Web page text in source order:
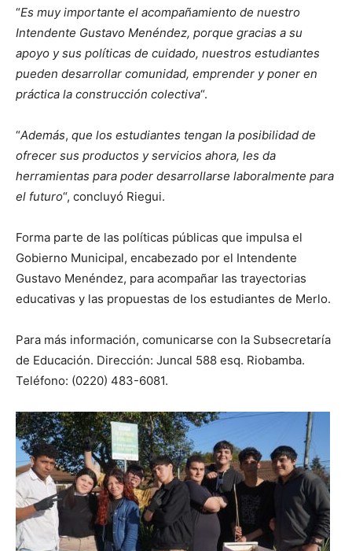
“Es muy importante el acompañamiento de nuestro
Intendente Gustavo Menéndez, porque gracias a su
apoyo y sus políticas de cuidado, nuestros estudiantes
pueden desarrollar comunidad, emprender y poner en
práctica la construcción colectiva“.
“Además, que los estudiantes tengan la posibilidad de
ofrecer sus productos y servicios ahora, les da
herramientas para poder desarrollarse laboralmente para
el futuro“, concluyó Riegui.
Forma parte de las políticas públicas que impulsa el
Gobierno Municipal, encabezado por el Intendente
Gustavo Menéndez, para acompañar las trayectorias
educativas y las propuestas de los estudiantes de Merlo.
Para más información, comunicarse con la Subsecretaría
de Educación. Dirección: Juncal 588 esq. Riobamba.
Teléfono: (0220) 483-6081.